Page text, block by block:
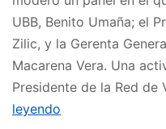
UBB, Benito Umaña; el
Zilic, y la Gerenta
Macarena Vera. Una
Presidente de la Red de
leyendo